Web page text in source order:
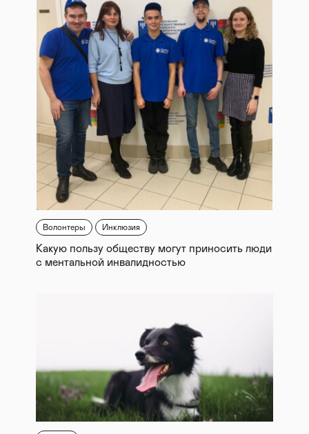
Волонтеры Инклюзия
Какую пользу обществу могут приносить люди
с ментальной инвалидностью